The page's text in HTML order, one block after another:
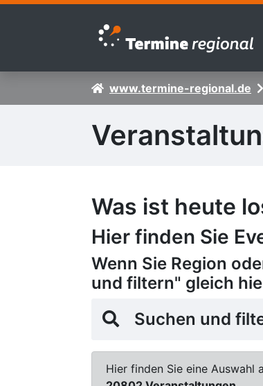
Zur Navigation springen
Zum Inhalt springen
www.termine-regional.de
Was ist heute
Hier finden Sie
Wenn Sie Region
und filtern" gleich
Suchen und
Hier finden Sie eine Auswahl